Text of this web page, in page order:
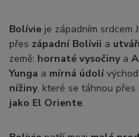
Bolívie je západním srdcem
přes západní Bolívii a
země: hornaté vysočinya
Yunga a mírná údolí
nížiny, které se táhnou
jako El Oriente.